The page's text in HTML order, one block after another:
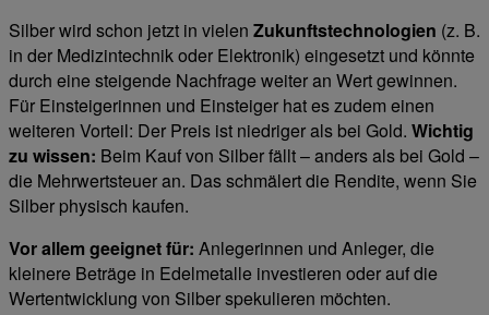
Silber wird schon jetzt in vielen Zukunftstechnologien (z. B.
in der Medizintechnik oder Elektronik) eingesetzt und könnte
durch eine steigende Nachfrage weiter an Wert gewinnen.
Für Einsteigerinnen und Einsteiger hat es zudem einen
weiteren Vorteil: Der Preis ist niedriger als bei Gold. Wichtig
zu wissen: Beim Kauf von Silber fällt – anders als bei Gold –
die Mehrwertsteuer an. Das schmälert die Rendite, wenn Sie
Silber physisch kaufen.
Vor allem geeignet für: Anlegerinnen und Anleger, die
kleinere Beträge in Edelmetalle investieren oder auf die
Wertentwicklung von Silber spekulieren möchten.